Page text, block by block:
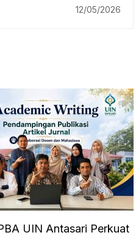
Tesis dan Disertasi
12/05/2026
UIN Antasari Perkuat